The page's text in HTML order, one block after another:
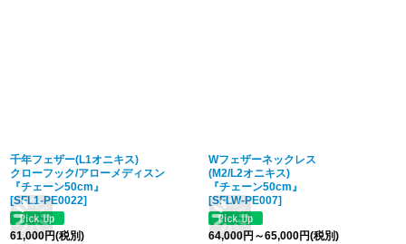
千年フェザー(L1オニキス)
クローフック/アローメディスン
『チェーン50cm』
[SFL1-PE0022]
61,000円(税別)
Wフェザーネックレス
(M2/L2オニキス)
『チェーン50cm』
[SFLW-PE007]
64,000円 ～65,000円(税別)